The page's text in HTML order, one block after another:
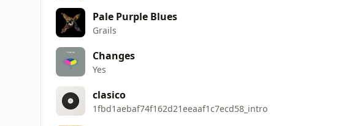
Pale Purple Blues
Grails
Changes
Yes
clasico
1fbd1aebaf74f162d21eeaaf1c7ecd58_intro